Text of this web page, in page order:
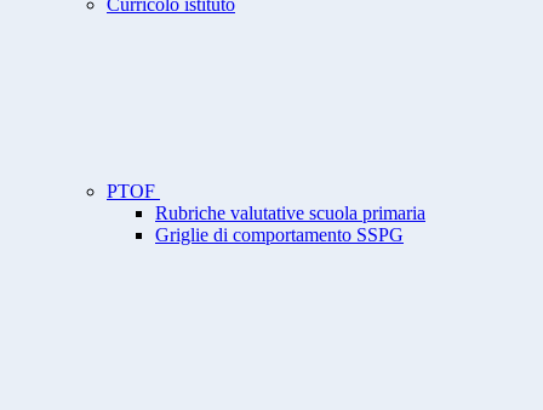
Curricolo istituto
PTOF
Rubriche valutative scuola primaria
Griglie di comportamento SSPG